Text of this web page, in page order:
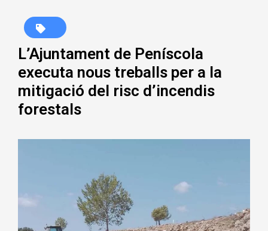
L’Ajuntament de Peníscola
executa nous treballs per a la
mitigació del risc d’incendis
forestals